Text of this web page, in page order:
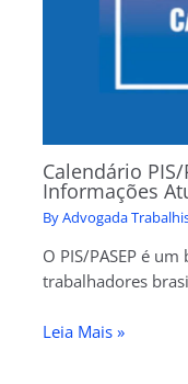
Calendário PIS/
Informações
ByAdvogada
O PIS/PASEP é
trabalhadores
Leia Mais »